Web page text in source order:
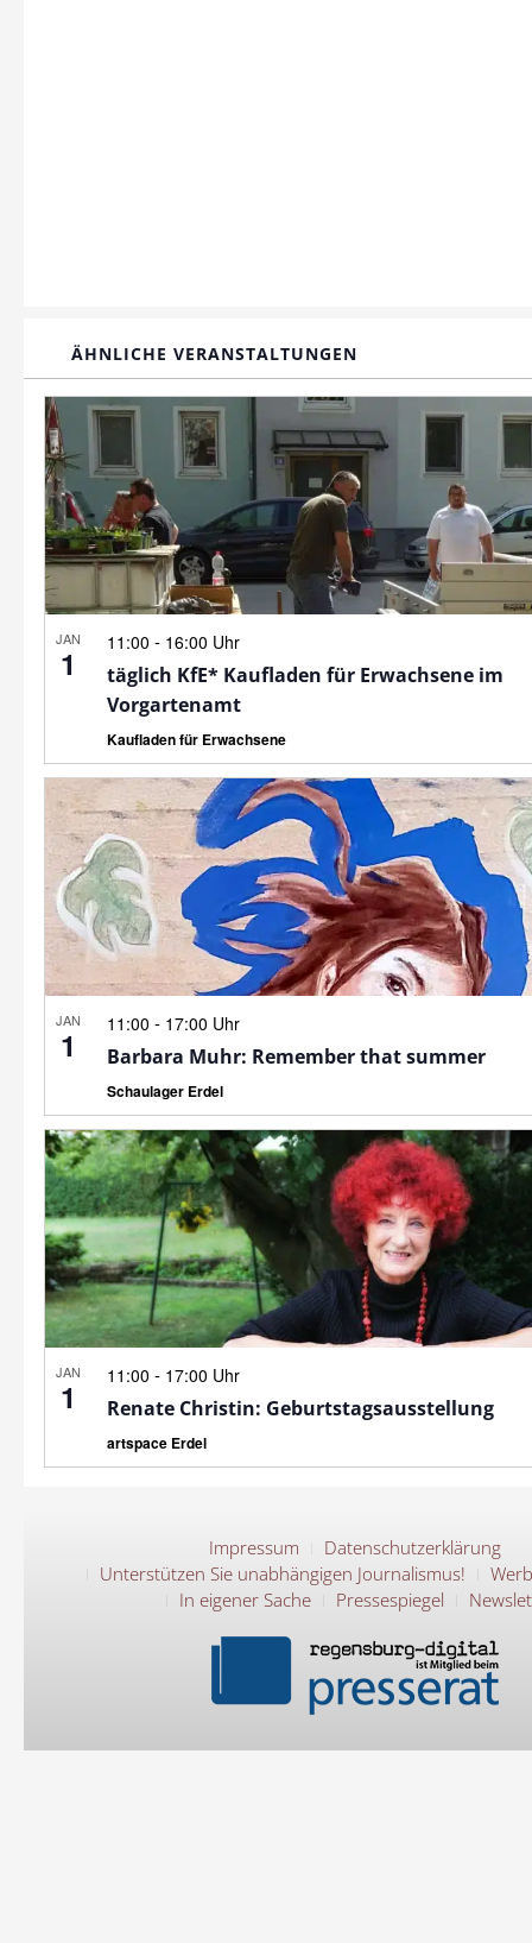
ÄHNLICHE VERANSTALTUNGEN
JAN
1
11:00 - 16:00 Uhr
täglich KfE* Kaufladen für Erwachsene im
Vorgartenamt
Kaufladen für Erwachsene
JAN
1
11:00 - 17:00 Uhr
Barbara Muhr: Remember that summer
Schaulager Erdel
JAN
1
11:00 - 17:00 Uhr
Renate Christin: Geburtstagsausstellung
artspace Erdel
Impressum
Datenschutzerklärung
Unterstützen Sie unabhängigen Journalismus!
In eigener Sache
Pressespiegel